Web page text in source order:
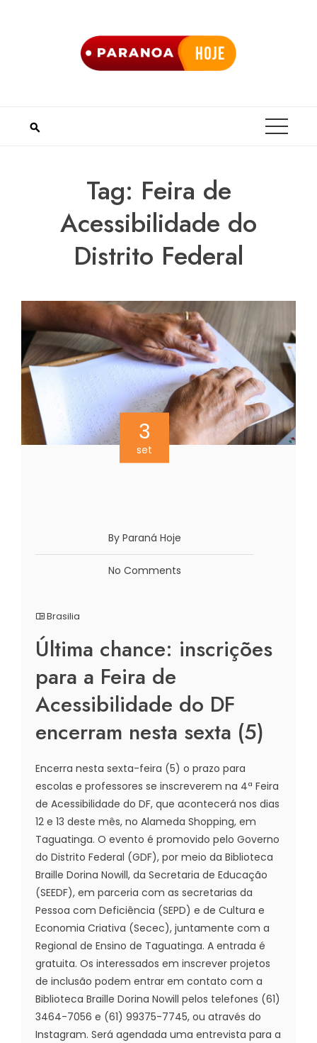
Tag: Feira de
Acessibilidade do
Distrito Federal
3
set
By Paraná Hoje
No Comments
Brasilia
Última chance: inscrições
para a Feira de
Acessibilidade do DF
encerram nesta sexta (5)
Encerra nesta sexta-feira (5) o prazo para
escolas e professores se inscreverem na 4ª Feira
de Acessibilidade do DF, que acontecerá nos dias
12 e 13 deste mês, no Alameda Shopping, em
Taguatinga. O evento é promovido pelo Governo
do Distrito Federal (GDF), por meio da Biblioteca
Braille Dorina Nowill, da Secretaria de Educação
(SEEDF), em parceria com as secretarias da
Pessoa com Deficiência (SEPD) e de Cultura e
Economia Criativa (Secec), juntamente com a
Regional de Ensino de Taguatinga. A entrada é
gratuita. Os interessados em inscrever projetos
de inclusão podem entrar em contato com a
Biblioteca Braille Dorina Nowill pelos telefones (61)
3464-7056 e (61) 99375-7745, ou através do
Instagram. Será agendada uma entrevista para a